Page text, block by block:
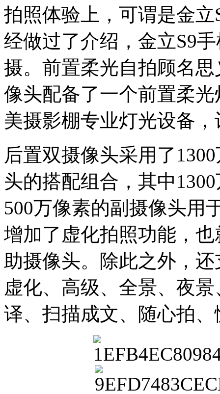
拍照体验上，可谓是金
经做过了介绍，金立S9
摄。前置柔光自拍顾名
像头配备了一个前置柔
美摄影棚专业灯光设备
后置双摄像头采用了
头的搭配组合，其中
500万像素的副摄像头用
增加了虚化拍照功能，
助摄像头。除此之外，
虚化、高级、全景、夜
译、扫描成文、随心拍